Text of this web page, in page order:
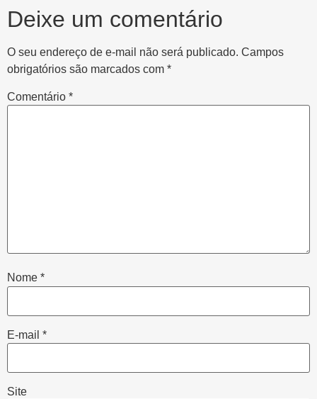
Deixe um comentário
O seu endereço de e-mail não será publicado. Campos
obrigatórios são marcados com *
Comentário *
Nome *
E-mail *
Site